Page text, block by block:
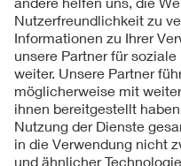
Kontakt